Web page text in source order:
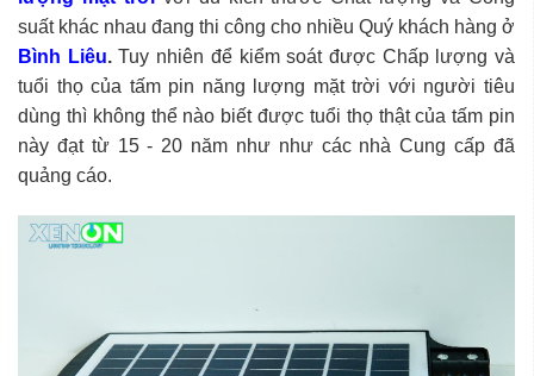
suất khác nhau đang thi công cho nhiều Quý khách hàng ở
Bình Liêu.Tuy nhiên để kiểm soát được Chấp lượng và
tuổi thọ của tấm pin năng lượng mặt trời với người tiêu
dùng thì không thể nào biết được tuổi thọ thật của tấm pin
này đạt từ 15 - 20 năm như như các nhà Cung cấp đã
quảng cáo.